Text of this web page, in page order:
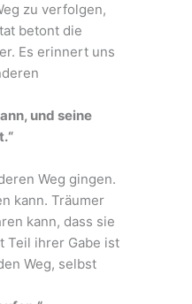
zu verfolgen,
betont die
Es erinnert uns
und seine
Weg gingen.
kann. Träumer
kann, dass sie
Teil ihrer Gabe ist
Weg, selbst